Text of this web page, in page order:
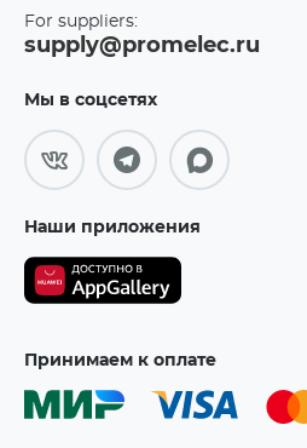
For suppliers:
supply@promelec.ru
Мы в соцсетях
Наши приложения
Принимаем к оплате